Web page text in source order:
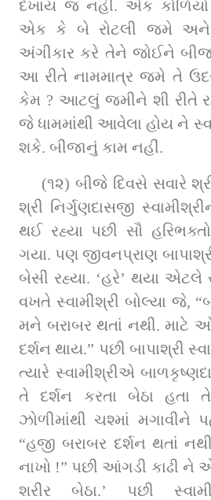
દેખાય જ નહીં. એક
એક કે બે રોટલી જમે અને
અંગીકાર કરે તેને જોઈને
આ રીતે નામમાત્ર જમે તે
કેમ ? આટલું જમીને શી રીતે
જે ધામમાંથી આવેલા હોય ને
શકે. બીજાનું કામ નહીં.
(૧૨) બીજે દિવસે સવારે
શ્રી નિર્ગુણદાસજી
થઈ રહ્યા પછી સૌ
ગયા. પણ જીવનપ્રાણ
બેસી રહ્યા. ‘હરે’ થયા એટલે
વખતે સ્વામીશ્રી બોલ્યા જે,
મને બરાબર થતાં નથી. માટે
દર્શન થાય.” પછી બાપાશ્રી
ત્યારે સ્વામીશ્રીએ
તે દર્શન કરતા બેઠા હતા
ઝોળીમાંથી ચશ્માં મગાવીને
“હજી બરાબર દર્શન થતાં
નાખો !” પછી આંગડી કાઢી ને
શરીર બેઠા.’ પછી